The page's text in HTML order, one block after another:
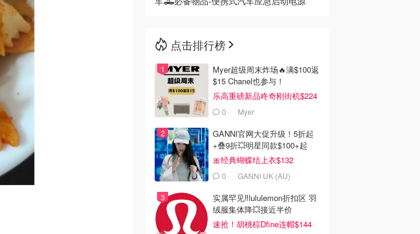
点击排行榜
Myer超级周末炸场🔥满$100返
$15 Chanel也参与！
乐高重磅新品咚奇刚街机$224
0 Myer
GANNI官网大促升级！5折起
+叠9折💥明星同款$100+起
🎀经典蝴蝶结上衣$132
0 GANNI UK (AU)
实属罕见‼️lululemon折扣区 羽
绒服集体降💥接近半价
速抢！胡桃棕Dfine连帽$144